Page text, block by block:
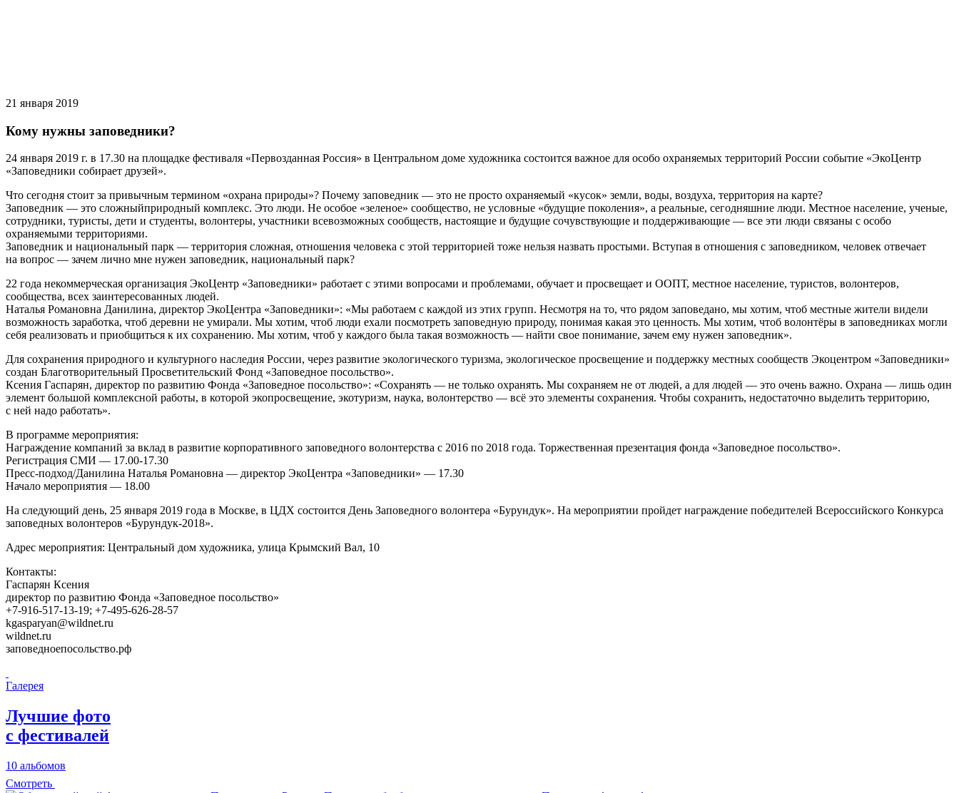
21 января 2019
Кому нужны заповедники?
24 января 2019 г. в 17.30 на площадке фестиваля «Первозданная Россия» в Центральном доме художника состоится важное для особо охраняемых территорий России событие «ЭкоЦентр
«Заповедники собирает друзей».
Что сегодня стоит за привычным термином «охрана природы»? Почему заповедник — это не просто охраняемый «кусок» земли, воды, воздуха, территория на карте?
Заповедник — это сложныйприродный комплекс. Это люди. Не особое «зеленое» сообщество, не условные «будущие поколения», а реальные, сегодняшние люди. Местное население, ученые,
сотрудники, туристы, дети и студенты, волонтеры, участники всевозможных сообществ, настоящие и будущие сочувствующие и поддерживающие — все эти люди связаны с особо
охраняемыми территориями.
Заповедник и национальный парк — территория сложная, отношения человека с этой территорией тоже нельзя назвать простыми. Вступая в отношения с заповедником, человек отвечает
на вопрос — зачем лично мне нужен заповедник, национальный парк?
22 года некоммерческая организация ЭкоЦентр «Заповедники» работает с этими вопросами и проблемами, обучает и просвещает и ООПТ, местное население, туристов, волонтеров,
сообщества, всех заинтересованных людей.
Наталья Романовна Данилина, директор ЭкоЦентра «Заповедники»: «Мы работаем с каждой из этих групп. Несмотря на то, что рядом заповедано, мы хотим, чтоб местные жители видели
возможность заработка, чтоб деревни не умирали. Мы хотим, чтоб люди ехали посмотреть заповедную природу, понимая какая это ценность. Мы хотим, чтоб волонтёры в заповедниках могли
себя реализовать и приобщиться к их сохранению. Мы хотим, чтоб у каждого была такая возможность — найти свое понимание, зачем ему нужен заповедник».
Для сохранения природного и культурного наследия России, через развитие экологического туризма, экологическое просвещение и поддержку местных сообществ Экоцентром «Заповедники»
создан Благотворительный Просветительский Фонд «Заповедное посольство».
Ксения Гаспарян, директор по развитию Фонда «Заповедное посольство»: «Сохранять — не только охранять. Мы сохраняем не от людей, а для людей — это очень важно. Охрана — лишь один
элемент большой комплексной работы, в которой экопросвещение, экотуризм, наука, волонтерство — всё это элементы сохранения. Чтобы сохранить, недостаточно выделить территорию,
с ней надо работать».
В программе мероприятия:
Награждение компаний за вклад в развитие корпоративного заповедного волонтерства с 2016 по 2018 года. Торжественная презентация фонда «Заповедное посольство».
Регистрация СМИ — 17.00-17.30
Пресс-подход/Данилина Наталья Романовна — директор ЭкоЦентра «Заповедники» — 17.30
Начало мероприятия — 18.00
На следующий день, 25 января 2019 года в Москве, в ЦДХ состоится День Заповедного волонтера «Бурундук». На мероприятии пройдет награждение победителей Всероссийского Конкурса
заповедных волонтеров «Бурундук-2018».
Адрес мероприятия: Центральный дом художника, улица Крымский Вал, 10
Контакты:
Гаспарян Ксения
директор по развитию Фонда «Заповедное посольство»
+7-916-517-13-19; +7-495-626-28-57
kgasparyan@wildnet.ru
wildnet.ru
заповедноепосольство.рф
Галерея
Лучшие фото
с фестивалей
10 альбомов
Смотреть